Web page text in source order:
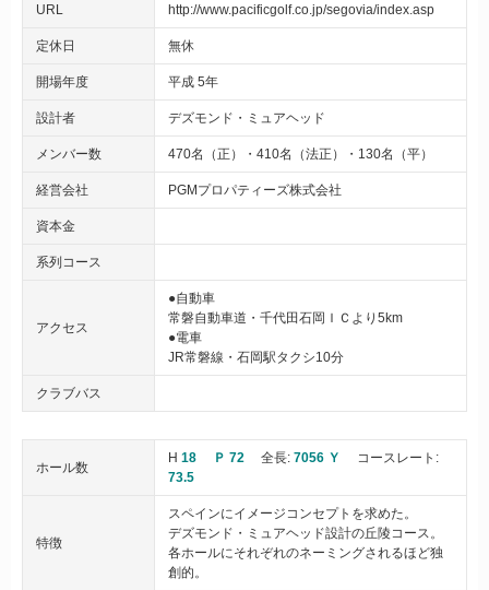
URL http://www.pacificgolf.co.jp/segovia/index.asp
定休日 無休
開場年度 平成 5年
設計者 デズモンド・ミュアヘッド
メンバー数 470名（正）・410名（法正）・130名（平）
経営会社 PGMプロパティーズ株式会社
資本金
系列コース
アクセス
●自動車
常磐自動車道・千代田石岡ＩＣより5km
●電車
JR常磐線・石岡駅タクシ10分
クラブバス
ホール数
H 18 Ｐ 72 全長: 7056 Ｙ
コースレート:
73.5
特徴
スペインにイメージコンセプトを求めた。
デズモンド・ミュアヘッド設計の丘陵コース。
各ホールにそれぞれのネーミングされるほど独
創的。